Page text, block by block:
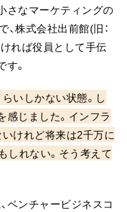
さなマーケティングの
株式会社出前館(旧：
れば役員として手伝
。
いしかない状態。し
感じました。インフラ
けれど将来は2千万に
しれない。そう考えて
ベンチャービジネスコ